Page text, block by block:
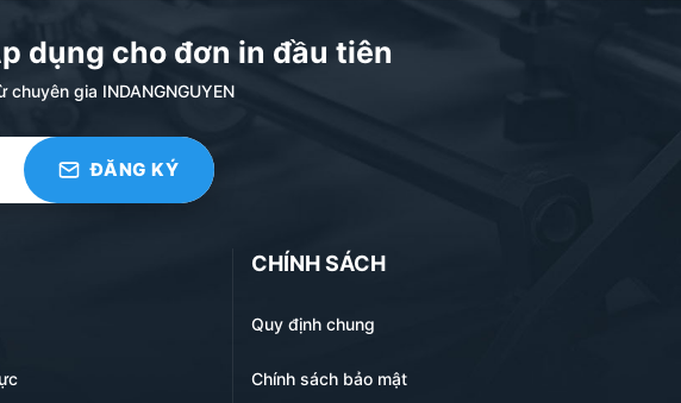
dụng cho đơn in đầu tiên
gia INDANGNGUYEN
CHÍNH SÁCH
Quy định chung
Chính sách bảo mật